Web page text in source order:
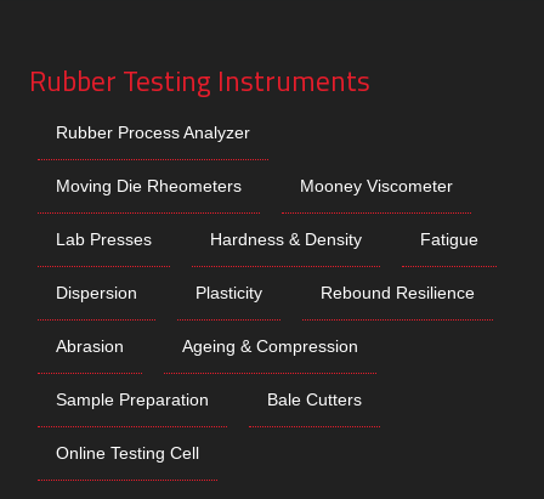
Rubber Testing Instruments
Rubber Process Analyzer
Moving Die Rheometers Mooney Viscometer
Lab Presses Hardness & Density Fatigue
Dispersion Plasticity Rebound Resilience
Abrasion Ageing & Compression
Sample Preparation Bale Cutters
Online Testing Cell